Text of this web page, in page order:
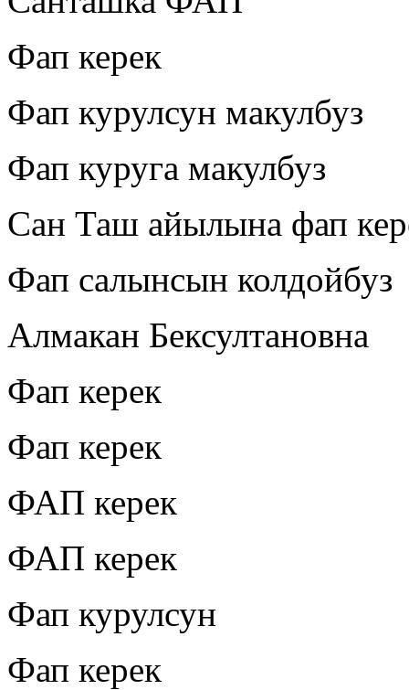
Фап керек
Фап курулсун макулбуз
Фап куруга макулбуз
Сан Таш айылына фап
Фап салынсын колдойбуз
Алмакан Бексултановна
Фап керек
Фап керек
ФАП керек
ФАП керек
Фап курулсун
Фап керек